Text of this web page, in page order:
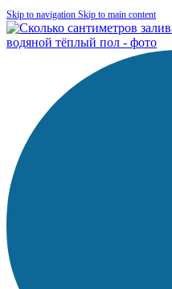
Skip to navigation Skip to main content